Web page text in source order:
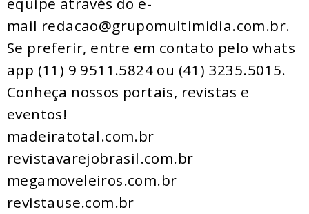
mail redacao@grupomultimidia.com.br.
Se preferir, entre em contato pelo whats
app (11) 9 9511.5824 ou (41) 3235.5015.
​Conheça nossos ​portais, revistas e
eventos​!
madeiratotal.com.br
revistavarejobrasil.com.br
megamoveleiros.com.br
revistause.com.br